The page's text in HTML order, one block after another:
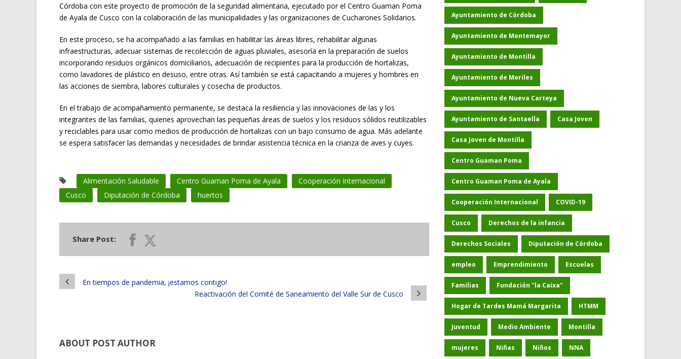
Córdoba con este proyecto de promoción de la seguridad alimentaria, ejecutado por el Centro Guaman Poma
de Ayala de Cusco con la colaboración de las municipalidades y las organizaciones de Cucharones Solidarios.
En este proceso, se ha acompañado a las familias en habilitar las áreas libres, rehabilitar algunas
infraestructuras, adecuar sistemas de recolección de aguas pluviales, asesoría en la preparación de suelos
incorporando residuos orgánicos domiciliarios, adecuación de recipientes para la producción de hortalizas,
como lavadores de plástico en desuso, entre otras. Así también se está capacitando a mujeres y hombres en
las acciones de siembra, labores culturales y cosecha de productos.
En el trabajo de acompañamiento permanente, se destaca la resiliencia y las innovaciones de las y los
integrantes de las familias, quienes aprovechan las pequeñas áreas de suelos y los residuos sólidos reutilizables
y reciclables para usar como medios de producción de hortalizas con un bajo consumo de agua. Más adelante
se espera satisfacer las demandas y necesidades de brindar asistencia técnica en la crianza de aves y cuyes.
Alimentación Saludable Centro Guaman Poma de Ayala
Cooperación Internacional
Cusco
Diputación de Córdoba huertos
Share Post:
En tiempos de pandemia, ¡estamos contigo!
Reactivación del Comité de Saneamiento del Valle Sur de Cusco
ABOUT POST AUTHOR
Ayuntamiento de Córdoba
Ayuntamiento de Montemayor
Ayuntamiento de Montilla
Ayuntamiento de Moriles
Ayuntamiento de Nueva Carteya
Ayuntamiento de Santaella Casa Joven
Casa Joven de Montilla
Centro Guaman Poma
Centro Guaman Poma de Ayala
Cooperación Internacional COVID-19
Cusco Derechos de la infancia
Derechos Sociales Diputación de Córdoba
empleo Emprendimiento Escuelas
Familias Fundación "la Caixa"
Hogar de Tardes Mamá Margarita HTMM
Juventud Medio Ambiente Montilla
mujeres Niñas Niños NNA